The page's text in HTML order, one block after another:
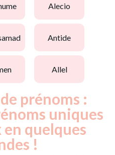
alecio
antide
allel
prénoms :
uniques
quelques
!